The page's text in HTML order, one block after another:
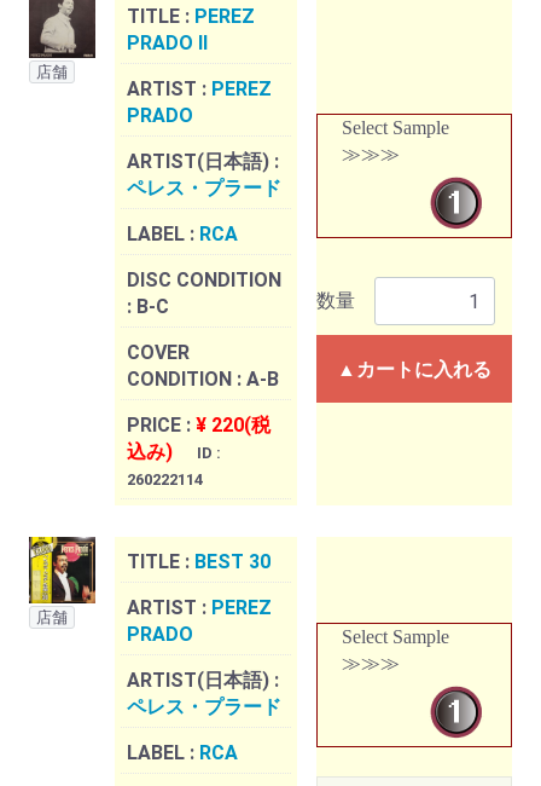
店舗
TITLE : PEREZ
PRADO II
ARTIST : PEREZ
PRADO
ARTIST(日本語) :
ペレス・プラード
LABEL : RCA
DISC CONDITION
: B-C
COVER
CONDITION : A-B
PRICE : ¥ 220(税
込み)
ID :
260222114
Select Sample
≫≫≫
数量
▲カートに入れる
店舗
TITLE : BEST 30
ARTIST : PEREZ
PRADO
ARTIST(日本語) :
ペレス・プラード
LABEL : RCA
Select Sample
≫≫≫